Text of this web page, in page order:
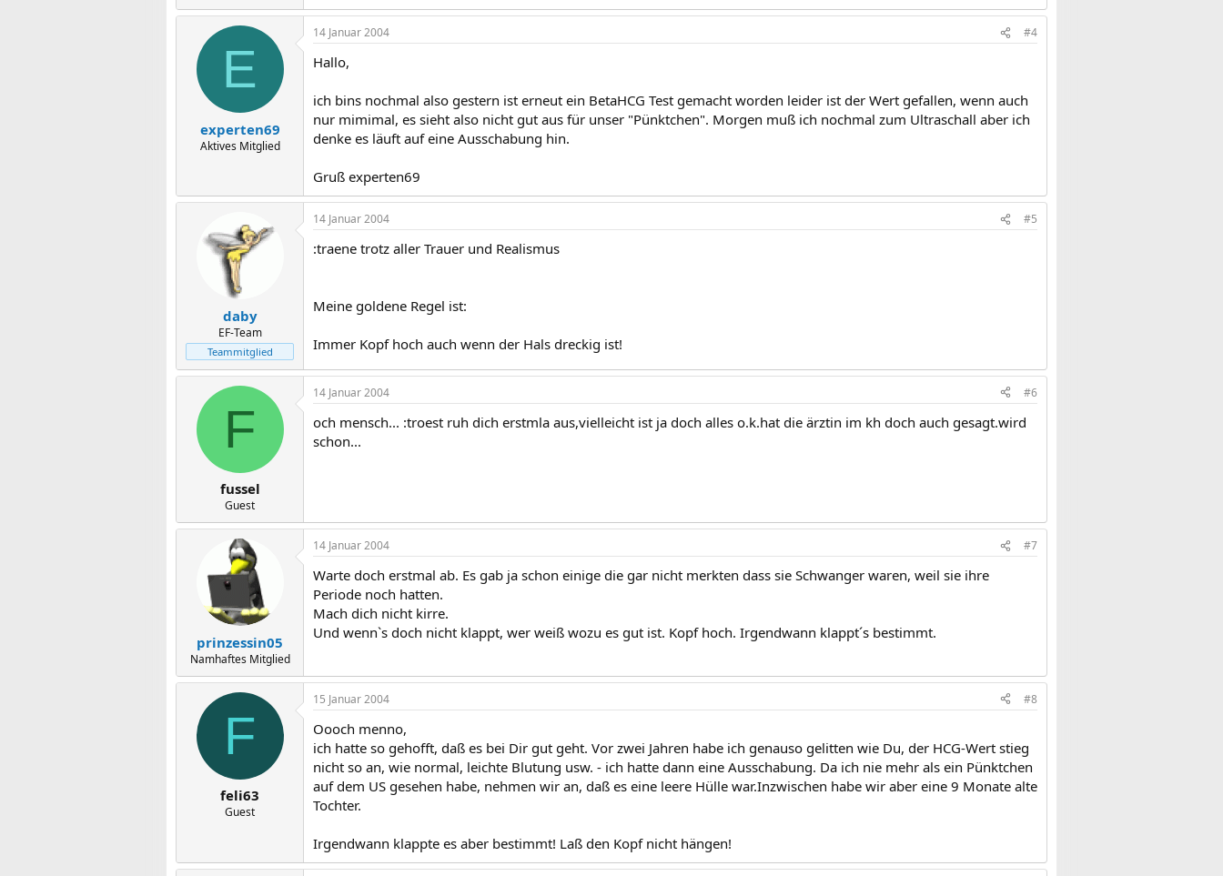
E
experten69
Aktives Mitglied
14 Januar 2004 #4
Hallo,
ich bins nochmal also gestern ist erneut ein BetaHCG Test gemacht worden leider ist der Wert gefallen, wenn auch
nur mimimal, es sieht also nicht gut aus für unser "Pünktchen". Morgen muß ich nochmal zum Ultraschall aber ich
denke es läuft auf eine Ausschabung hin.
Gruß experten69
daby
EF-Team
Teammitglied
14 Januar 2004 #5
:traene trotz aller Trauer und Realismus
Meine goldene Regel ist:
Immer Kopf hoch auch wenn der Hals dreckig ist!
F
fussel
Guest
14 Januar 2004 #6
och mensch... :troest ruh dich erstmla aus,vielleicht ist ja doch alles o.k.hat die ärztin im kh doch auch gesagt.wird
schon...
prinzessin05
Namhaftes Mitglied
14 Januar 2004 #7
Warte doch erstmal ab. Es gab ja schon einige die gar nicht merkten dass sie Schwanger waren, weil sie ihre
Periode noch hatten.
Mach dich nicht kirre.
Und wenn`s doch nicht klappt, wer weiß wozu es gut ist. Kopf hoch. Irgendwann klappt´s bestimmt.
F
feli63
Guest
15 Januar 2004 #8
Oooch menno,
ich hatte so gehofft, daß es bei Dir gut geht. Vor zwei Jahren habe ich genauso gelitten wie Du, der HCG-Wert stieg
nicht so an, wie normal, leichte Blutung usw. - ich hatte dann eine Ausschabung. Da ich nie mehr als ein Pünktchen
auf dem US gesehen habe, nehmen wir an, daß es eine leere Hülle war.Inzwischen habe wir aber eine 9 Monate alte
Tochter.
Irgendwann klappte es aber bestimmt! Laß den Kopf nicht hängen!